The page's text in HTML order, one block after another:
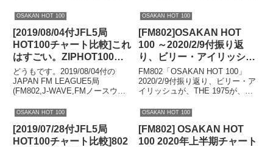
りますが)アップしております。
曲は世界でどれくらい人気がある
のか。No.1...
チャートインしたかを見ること
クのきっかけを知ったり、はたま
た今後のチャートの傾向に...
OSAKAN HOT 100
[2019/08/04付JFL5局
HOT100チャート比較]これ
はすごい。ZIPHOT100の
結果に思わずうなる。
どうもです。2019/08/04付の
JAPAN FM LEAGUE5局
(FM802,J-WAVE,FMノースウェ
HOT100チャートを比較します。
か、一目で確認できます。ぜ...
OSAKAN HOT 100
[FM802]OSAKAN HOT
100 ～2020/2/9付振り返
り、ビリー・アイリッシュ
が、THE 1975が、ヒゲダ
ンを止めたのか？
FM802「OSAKAN HOT 100」
2020/2/9付振り返り、ビリー・ア
イリッシュが、THE 1975が、ヒ
ば一目瞭然。ぜひ確認ください。
りましたねえ。ということで早速
それ...
OSAKAN HOT 100
[2019/07/28付JFL5局
HOT100チャート比較]802
OSAKAN HOT 100
[FM802] OSAKAN HOT
100 2020年上半期チャート